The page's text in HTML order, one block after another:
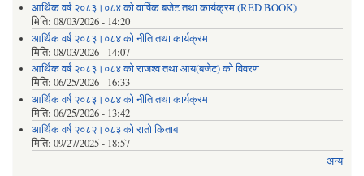
आर्थिक वर्ष २०८३।०८४ को वार्षिक बजेट तथा कार्यक्रम (RED BOOK)
मिति: 08/03/2026 - 14:20
आर्थिक वर्ष २०८३।०८४ को नीति तथा कार्यक्रम
मिति: 08/03/2026 - 14:07
आर्थिक वर्ष २०८३।०८४ को राजश्व तथा आय(बजेट) को विवरण
मिति: 06/25/2026 - 16:33
आर्थिक वर्ष २०८३।०८४ को नीति तथा कार्यक्रम
मिति: 06/25/2026 - 13:42
आर्थिक वर्ष २०८२।०८३ को रातो किताब
मिति: 09/27/2025 - 18:57
अन्य